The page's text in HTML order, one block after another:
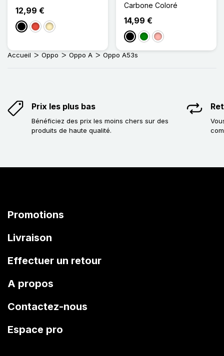
12,99 €
NoirRouge
Doré
Carbone Coloré
14,99 €
NoirVertOr Rose
Accueil Oppo Oppo A Oppo A53s
Prix les plus bas
Bénéficiez des prix les moins chers sur des
produits de haute qualité.
Promotions
Livraison
Effectuer un retour
A propos
Contactez-nous
Espace pro